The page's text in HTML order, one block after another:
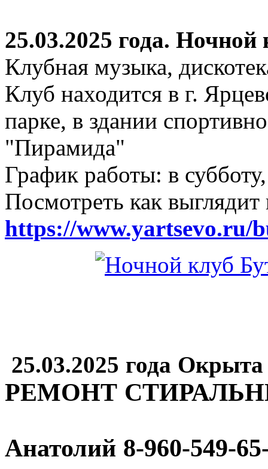
25.03.2025 года.
Клубная музыка,
Клуб находится в г.
парке, в здании
"Пирамида"
График работы: в
Посмотреть как
https://www.yartsevo.ru/
25.03.2025 года
РЕМОНТ
Анатолий 8-960-549-